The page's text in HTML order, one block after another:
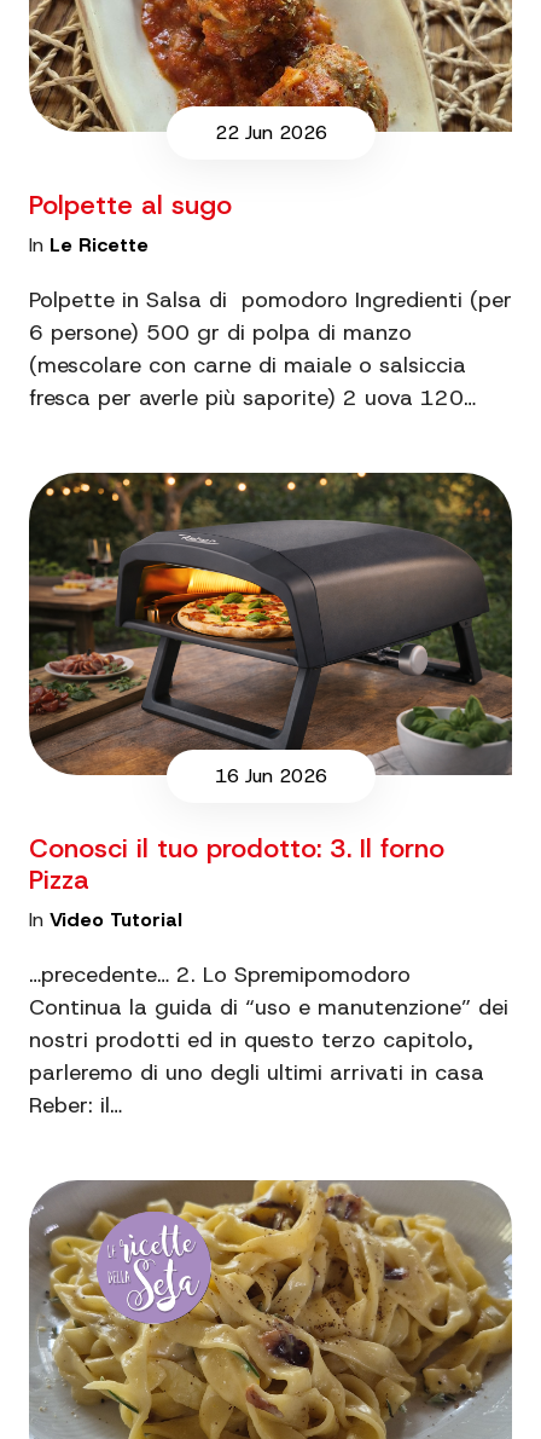
22 Jun 2026
Polpette al sugo
In Le Ricette
Polpette in Salsa di pomodoro Ingredienti (per
6 persone) 500 gr di polpa di manzo
(mescolare con carne di maiale o salsiccia
fresca per averle più saporite) 2 uova 120…
16 Jun 2026
Conosci il tuo prodotto: 3. Il forno
Pizza
In Video Tutorial
…precedente… 2. Lo Spremipomodoro
Continua la guida di “uso e manutenzione” dei
nostri prodotti ed in questo terzo capitolo,
parleremo di uno degli ultimi arrivati in casa
Reber: il…